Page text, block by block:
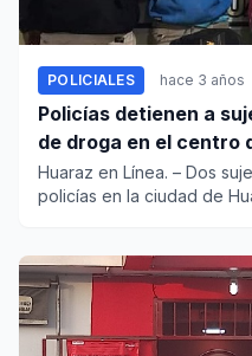
POLICIALES hace 3 años
Policías detienen a
de droga en el centro
Huaraz en Línea. – Dos
policías en la ciudad de